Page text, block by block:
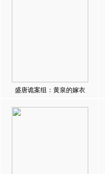
盛唐诡案组：黄泉的嫁衣